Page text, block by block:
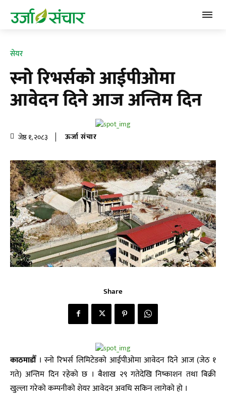
सेयर
स्नो रिभर्सको आईपीओमा
आवेदन दिने आज अन्तिम दिन
जेष्ठ १, २०८३ ऊर्जा संचार
Share
काठमाडाैँ । स्नो रिभर्स लिमिटेडकाे आईपीओमा आवेदन दिने आज (जेठ १
गते) अन्तिम दिन रहेको छ । बैशाख २९ गतेदेखि निष्काशन तथा बिक्री
खुल्ला गरेको कम्पनीकाे शेयर आवेदन अवधि सकिन लागेकाे हाे ।